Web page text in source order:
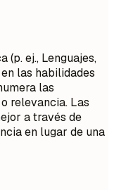
(p. ej., Lenguajes,
las habilidades
las
relevancia. Las
a través de
en lugar de una